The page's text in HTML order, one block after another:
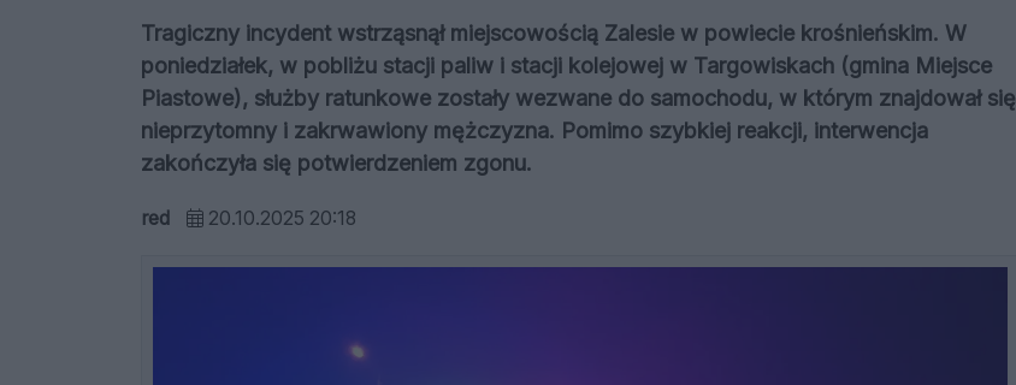
Tragiczny incydent wstrząsnął miejscowością Zalesie w powiecie krośnieńskim. W
poniedziałek, w pobliżu stacji paliw i stacji kolejowej w Targowiskach (gmina Miejsce
Piastowe), służby ratunkowe zostały wezwane do samochodu, w którym znajdował się
nieprzytomny i zakrwawiony mężczyzna. Pomimo szybkiej reakcji, interwencja
zakończyła się potwierdzeniem zgonu.
red 20.10.2025 20:18